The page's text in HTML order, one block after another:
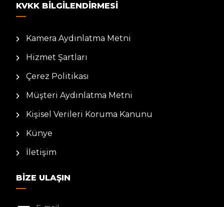
KVKK BILGILENDIRMESI
Kamera Aydınlatma Metni
Hizmet Şartları
Çerez Politikası
Müşteri Aydınlatma Metni
Kişisel Verileri Koruma Kanunu
Künye
İletişim
BIZE ULAŞIN